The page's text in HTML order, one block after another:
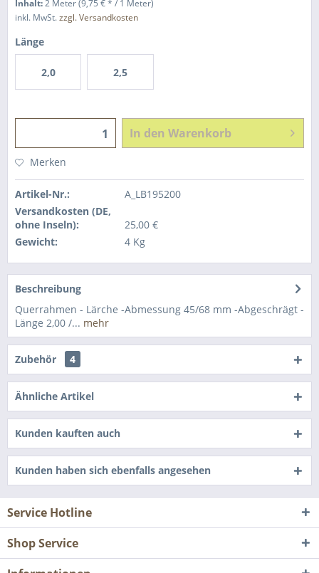
Inhalt:2 Meter (9,75 € * / 1 Meter)
inkl. MwSt.zzgl. Versandkosten
Länge
2,0 2,5
In den Warenkorb
Merken
Artikel-Nr.:
A_LB195200
Versandkosten (DE,
ohne Inseln):
25,00 €
Gewicht:
4 Kg
Beschreibung
Querrahmen - Lärche -Abmessung 45/68 mm -Abgeschrägt -
Länge 2,00 /... mehr
Zubehör 4
Ähnliche Artikel
Kunden kauften auch
Kunden haben sich ebenfalls angesehen
Service Hotline
Shop Service